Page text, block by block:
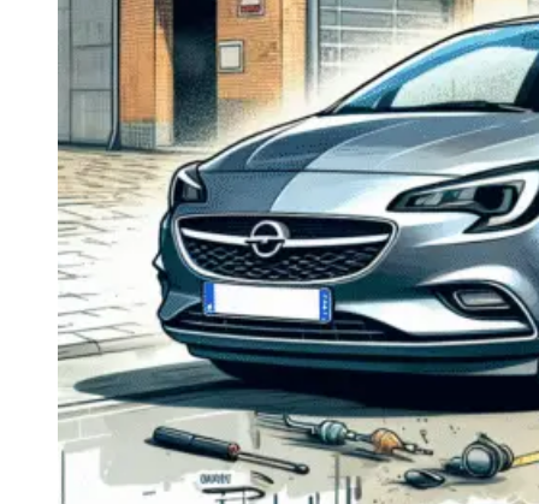
Navigatie Audi A4 B6
Navigatie Audi A4 B7
Navigatie Audi A4 B8
Navigatie Audi A5
Navigatie Audi A6 C5
Navigatie Audi A6 C6
Navigatie Audi A6 C7
Navigatie Audi Q5
Ford
Navigație Ford Fiesta
Navigație Ford Focus 1
Navigație Ford Focus 2
Navigație Ford Focus MK3
Navigație Ford Mondeo MK3
Navigație Ford Mondeo MK4
Navigație Ford Transit
Mercedes
Navigație Mercedes C Class W203
Navigație Mercedes C Class W204
Navigație Mercedes W203
Navigație Mercedes W204
Navigație Mercedes W211
Navigație Mercedes Sprinter